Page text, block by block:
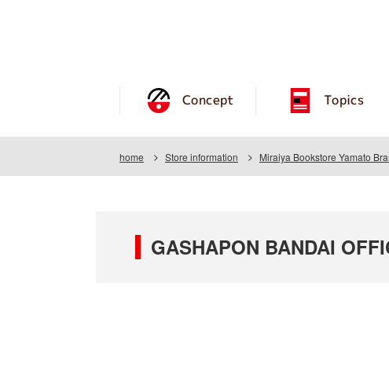
Concept Topics
home Store information Miraiya Bookstore Yamato
GASHAPON BANDAI